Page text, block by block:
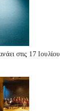
στις 17 Ιουλίου